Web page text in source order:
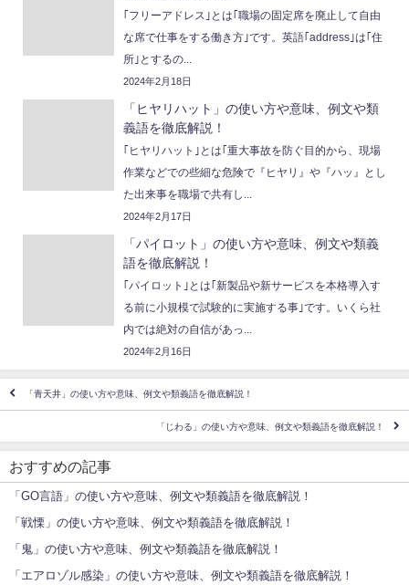
｢フリーアドレス｣とは｢職場の固定席を廃止して自由
な席で仕事をする働き方｣です。英語｢address｣は｢住
所｣とするの...
2024年2月18日
「ヒヤリハット」の使い方や意味、例文や類
義語を徹底解説！
｢ヒヤリハット｣とは｢重大事故を防ぐ目的から、現場
作業などでの些細な危険で『ヒヤリ』や『ハッ』とし
た出来事を職場で共有し...
2024年2月17日
「パイロット」の使い方や意味、例文や類義
語を徹底解説！
｢パイロット｣とは｢新製品や新サービスを本格導入す
る前に小規模で試験的に実施する事｣です。いくら社
内では絶対の自信があっ...
2024年2月16日
「青天井」の使い方や意味、例文や類義語を徹底解説！
「じわる」の使い方や意味、例文や類義語を徹底解説！
おすすめの記事
「GO⾔語」の使い⽅や意味、例⽂や類義語を徹底解説！
「戦慄」の使い方や意味、例文や類義語を徹底解説！
「鬼」の使い方や意味、例文や類義語を徹底解説！
「エアロゾル感染」の使い方や意味、例文や類義語を徹底解説！